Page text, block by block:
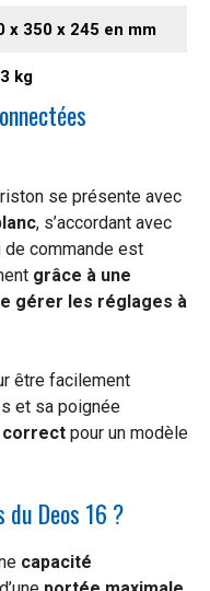
x 350 x 245 en mm
kg
se présente avec
, s’accordant avec
de commande est
grâce à une
gérer les réglages à
être facilement
et sa poignée
correct pour un modèle
du Deos 16 ?
capacité